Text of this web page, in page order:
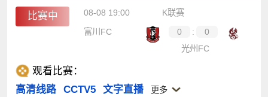
比赛中 08-08 19:00
K联赛
富川FC
0 :
0
光州FC
观看比赛：
高清线路
CCTV5 文字直播 更多